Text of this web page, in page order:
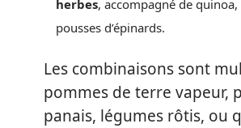
herbes, accompagné de
pousses d’épinards.
Les combinaisons sont
pommes de terre vapeur,
panais, légumes rôtis, ou